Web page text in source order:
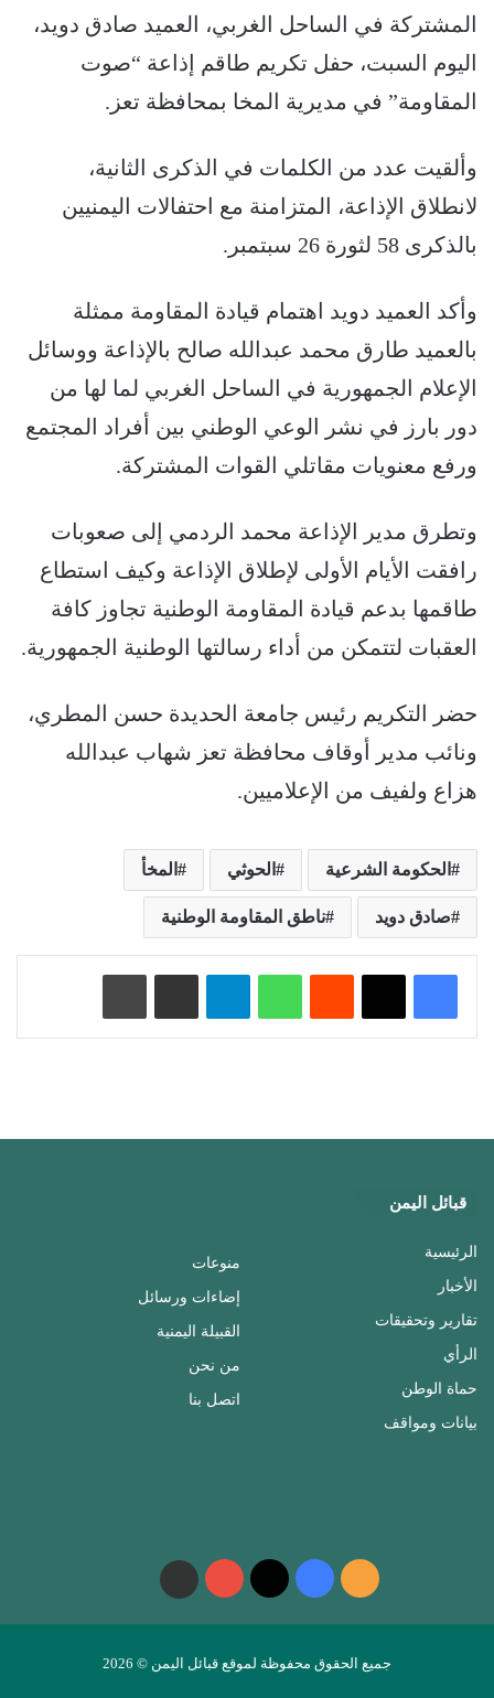
المشتركة في الساحل الغربي، العميد صادق دويد،
اليوم السبت، حفل تكريم طاقم إذاعة “صوت
المقاومة” في مديرية المخا بمحافظة تعز.
وألقيت عدد من الكلمات في الذكرى الثانية،
لانطلاق الإذاعة، المتزامنة مع احتفالات اليمنيين
بالذكرى 58 لثورة 26 سبتمبر.
وأكد العميد دويد اهتمام قيادة المقاومة ممثلة
بالعميد طارق محمد عبدالله صالح بالإذاعة ووسائل
الإعلام الجمهورية في الساحل الغربي لما لها من
دور بارز في نشر الوعي الوطني بين أفراد المجتمع
ورفع معنويات مقاتلي القوات المشتركة.
وتطرق مدير الإذاعة محمد الردمي إلى صعوبات
رافقت الأيام الأولى لإطلاق الإذاعة وكيف استطاع
طاقمها بدعم قيادة المقاومة الوطنية تجاوز كافة
العقبات لتتمكن من أداء رسالتها الوطنية الجمهورية.
حضر التكريم رئيس جامعة الحديدة حسن المطري،
ونائب مدير أوقاف محافظة تعز شهاب عبدالله
هزاع ولفيف من الإعلاميين.
الحكومة الشرعية الحوثي المخأ
صادق دويد ناطق المقاومة الوطنية
واتساب تيلقرام
قبائل اليمن
الرئيسية
الأخبار
تقارير وتحقيقات
الرأي
حماة الوطن
بيانات ومواقف
منوعات
إضاءات ورسائل
القبيلة اليمنية
من نحن
اتصل بنا
ملخص
الموقع
RSS
فيسبوك ‫X
‫YouTubeواتساب
جميع الحقوق محفوظة لموقع قبائل اليمن © 2026